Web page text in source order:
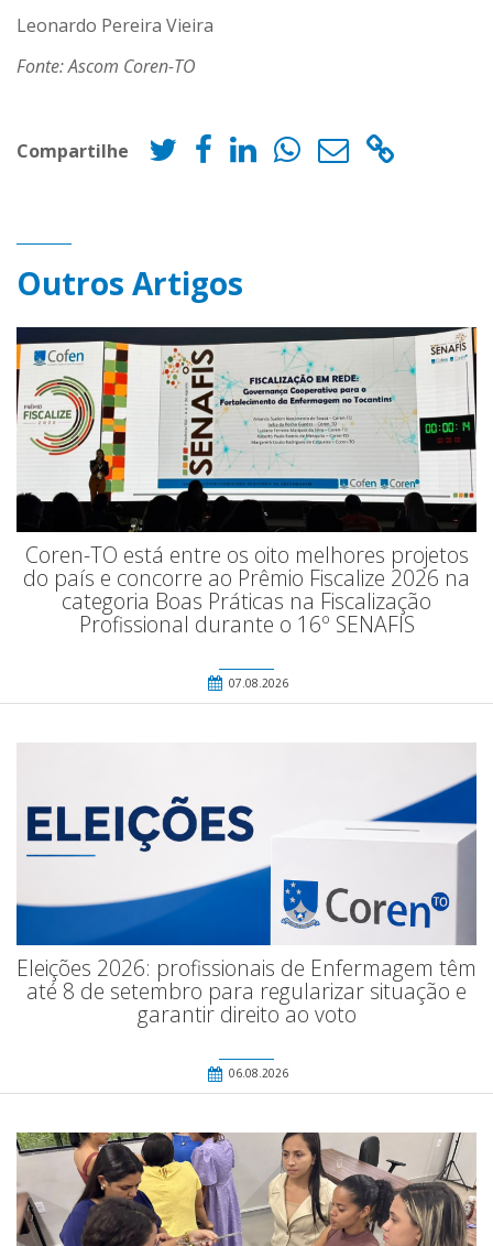
Leonardo Pereira Vieira
Fonte: Ascom Coren-TO
Compartilhe
Outros Artigos
Coren-TO está entre os oito melhores projetos
do país e concorre ao Prêmio Fiscalize 2026 na
categoria Boas Práticas na Fiscalização
Profissional durante o 16º SENAFIS
07.08.2026
Eleições 2026: profissionais de Enfermagem têm
até 8 de setembro para regularizar situação e
garantir direito ao voto
06.08.2026